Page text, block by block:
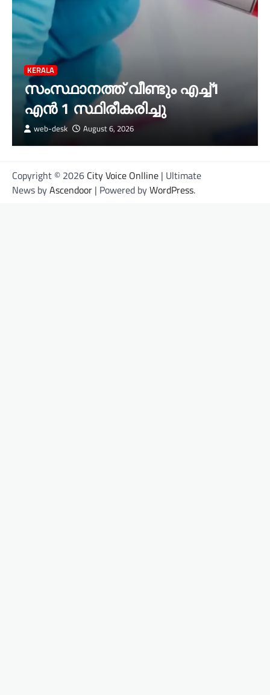
KERALA
സംസ്ഥാനത്ത് വീണ്ടും എച്ച്1
എന്‍ 1 സ്ഥിരീകരിച്ചു
web-desk August 6, 2026
Copyright © 2026 City Voice Onlline | Ultimate
News byAscendoor | Powered byWordPress.